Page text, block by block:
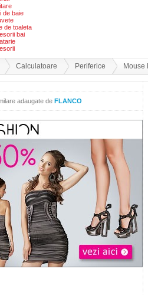
de baie
de toaleta
bai
Calculatoare Periferice Mouse
adaugate de FLANCO